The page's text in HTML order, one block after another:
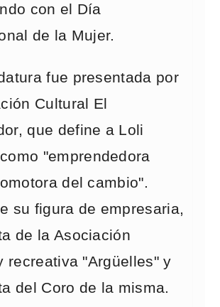
con el Día
de la Mujer.
fue presentada por
Cultural El
que define a Loli
"emprendedora
del cambio".
su figura de empresaria,
de la Asociación
recreativa "Argüelles" y
del Coro de la misma.